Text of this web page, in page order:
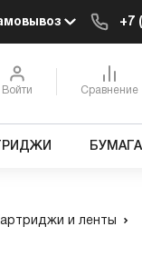
+7
Войти Сравнение
БУМАГА
и ленты